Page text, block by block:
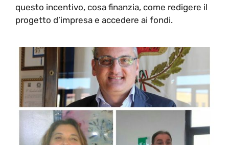
questo incentivo, cosa finanzia, come redigere il
progetto d’impresa e accedere ai fondi.